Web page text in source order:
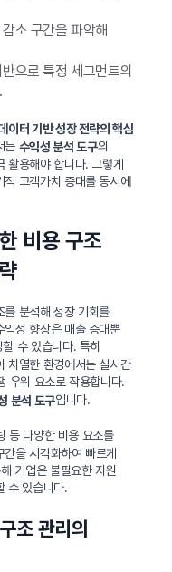
소 구간을 파악해
으로 특정 세그먼트의
이터 기반 성장 전략의 핵심
는 수익성 분석 도구의
활용해야 합니다. 그렇게
고객가치 증대를 동시에
비용 구조
를 분석해 성장 기회를
익성 향상은 매출 증대뿐
수 있습니다. 특히
치열한 환경에서는 실시간
우위 요소로 작용합니다.
분석 도구입니다.
등 다양한 비용 요소를
을 시각화하여 빠르게
기업은 불필요한 자원
수 있습니다.
조 관리의